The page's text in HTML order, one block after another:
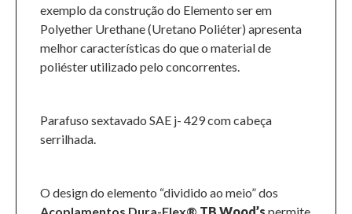
exemplo da construção do Elemento ser em
Polyether Urethane (Uretano Poliéter) apresenta
melhor características do que o material de
poliéster utilizado pelo concorrentes.
Parafuso sextavado SAE j- 429 com cabeça
serrilhada.
O design do elemento “dividido ao meio” dos